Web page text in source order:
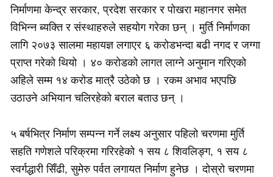
निर्माणमा केन्द्र सरकार, प्रदेश सरकार र पोखरा महानगर समेत
विभिन्न ब्यक्ति र संस्थाहरुले सहयोग गरेका छन् । मुर्ति निर्माणका
लागि २०७३ सालमा महायज्ञ लगाएर ६ करोडभन्दा बढी नगद र जग्गा
प्राप्त गरेको थियो । ४० करोडको लागत लाग्ने अनुमान गरिएको
अहिले सम्म १४ करोड मात्रै उठेको छ । रकम अभाव भएपछि
उठाउने अभियान चलिरहेको बराल बताउ छन् ।
५ बर्षभित्र निर्माण सम्पन्न गर्ने लक्ष्य अनुसार पहिलो चरणमा मुर्ति
सहति गणेशले परिक्रमा गरिरहेको १ सय ८ शिवलिङ्ग, १ सय ८
स्वर्गद्धारी सिँढी, सुमेरु पर्वत लगायत निर्माण हुनेछ । दोस्रो चरणमा